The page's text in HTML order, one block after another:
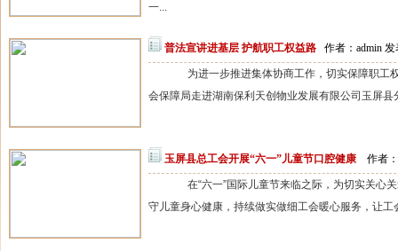
一...
普法宣讲进基层 护航职工权益路 作者：admin
为进一步推进集体协商工作，切实保障职工
会保障局走进湖南保利天创物业发展有限公司玉屏县
玉屏县总工会开展“六一”儿童节口腔健康 作者
在“六一”国际儿童节来临之际，为切实关心
守儿童身心健康，持续做实做细工会暖心服务，让